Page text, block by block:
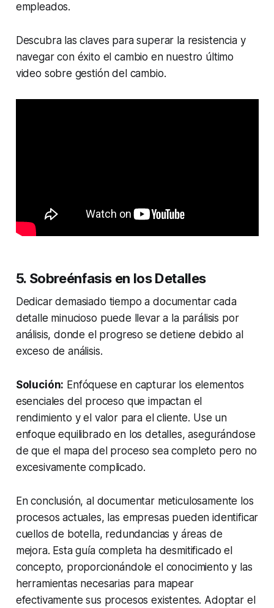
empleados.
Descubra las claves para superar la resistencia y
navegar con éxito el cambio en nuestro último
video sobre gestión del cambio.
5. Sobreénfasis en los Detalles
Dedicar demasiado tiempo a documentar cada
detalle minucioso puede llevar a la parálisis por
análisis, donde el progreso se detiene debido al
exceso de análisis.
Solución: Enfóquese en capturar los elementos
esenciales del proceso que impactan el
rendimiento y el valor para el cliente. Use un
enfoque equilibrado en los detalles, asegurándose
de que el mapa del proceso sea completo pero no
excesivamente complicado.
En conclusión, al documentar meticulosamente los
procesos actuales, las empresas pueden identificar
cuellos de botella, redundancias y áreas de
mejora. Esta guía completa ha desmitificado el
concepto, proporcionándole el conocimiento y las
herramientas necesarias para mapear
efectivamente sus procesos existentes. Adoptar el